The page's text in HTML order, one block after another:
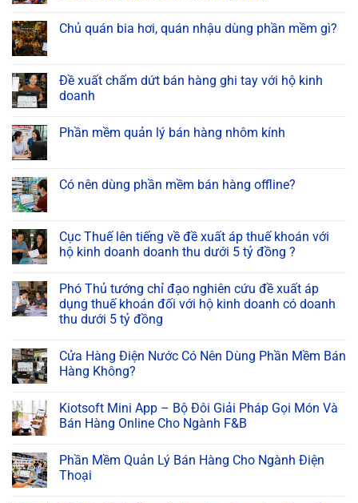
Chủ quán bia hơi, quán nhậu dùng phần mềm gì?
Đề xuất chấm dứt bán hàng ghi tay với hộ kinh
doanh
Phần mềm quản lý bán hàng nhôm kính
Có nên dùng phần mềm bán hàng offline?
Cục Thuế lên tiếng về đề xuất áp thuế khoán với
hộ kinh doanh doanh thu dưới 5 tỷ đồng ?
Phó Thủ tướng chỉ đạo nghiên cứu đề xuất áp
dụng thuế khoán đối với hộ kinh doanh có doanh
thu dưới 5 tỷ đồng
Cửa Hàng Điện Nước Có Nên Dùng Phần Mềm Bán
Hàng Không?
Kiotsoft Mini App – Bộ Đôi Giải Pháp Gọi Món Và
Bán Hàng Online Cho Ngành F&B
Phần Mềm Quản Lý Bán Hàng Cho Ngành Điện
Thoại